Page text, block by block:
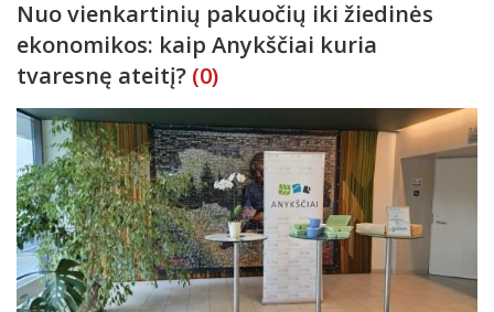
Nuo vienkartinių pakuočių iki žiedinės
ekonomikos: kaip Anykščiai kuria
tvaresnę ateitį? (0)